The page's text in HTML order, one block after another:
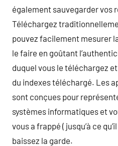
également sauvegarder vos
Téléchargez
pouvez facilement mesurer
le faire en goûtant
duquel vous le téléchargez
du indexes téléchargé. Les
sont conçues pour
systèmes informatiques et
vous a frappé ( jusqu’à ce
baissez la garde.